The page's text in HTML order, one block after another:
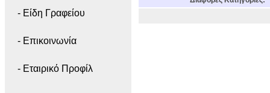
- Είδη Γραφείου
- Επικοινωνία
- Εταιρικό Προφίλ